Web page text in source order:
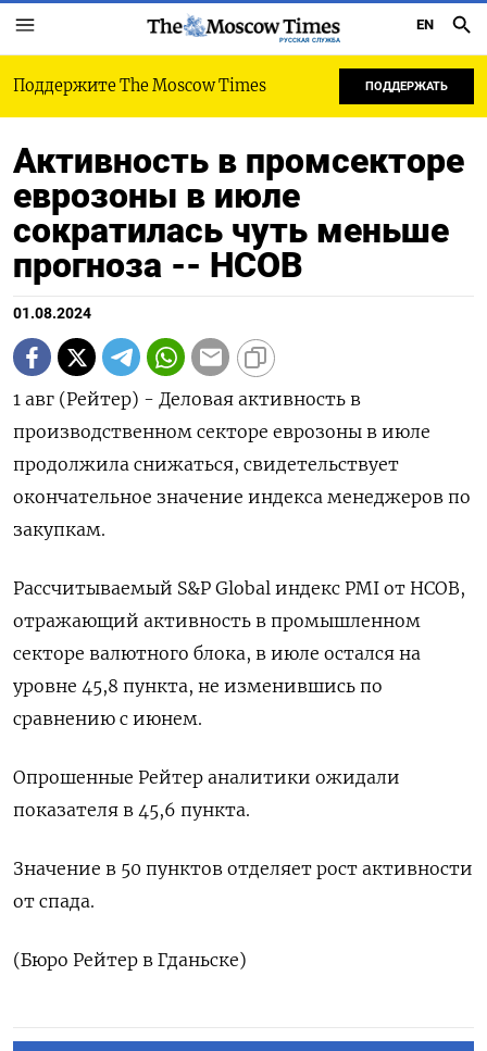
РУССКАЯ СЛУЖБА
EN
Поддержите The Moscow Times ПОДДЕРЖАТЬ
Активность в промсекторе
еврозоны в июле
сократилась чуть меньше
прогноза -- HCOB
01.08.2024
1 авг (Рейтер) - Деловая активность в
производственном секторе еврозоны в июле
продолжила снижаться, свидетельствует
окончательное значение индекса менеджеров по
закупкам.
Рассчитываемый S&P Global индекс PMI от HCOB,
отражающий активность в промышленном
секторе валютного блока, в июле остался на
уровне 45,8 пункта, не изменившись по
сравнению с июнем.
Опрошенные Рейтер аналитики ожидали
показателя в 45,6 пункта.
Значение в 50 пунктов отделяет рост активности
от спада.
(Бюро Рейтер в Гданьске)